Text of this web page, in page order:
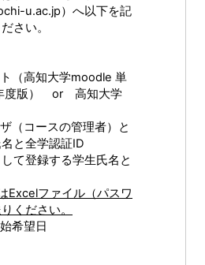
u.ac.jp）へ以下を記
さい。
（高知大学moodle 単
度版） or 高知大学
（コースの管理者）と
と全学認証ID
て登録する学生氏名と
Excelファイル（パスワ
ください。
希望日